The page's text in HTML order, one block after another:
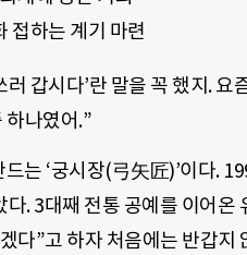
접하는 계기 마련
갑시다’란 말을 꼭 했지. 요
하나였어.”
는 ‘궁시장(弓矢匠)’이다.
. 3대째 전통 공예를 이어
다”고 하자 처음에는 반갑지